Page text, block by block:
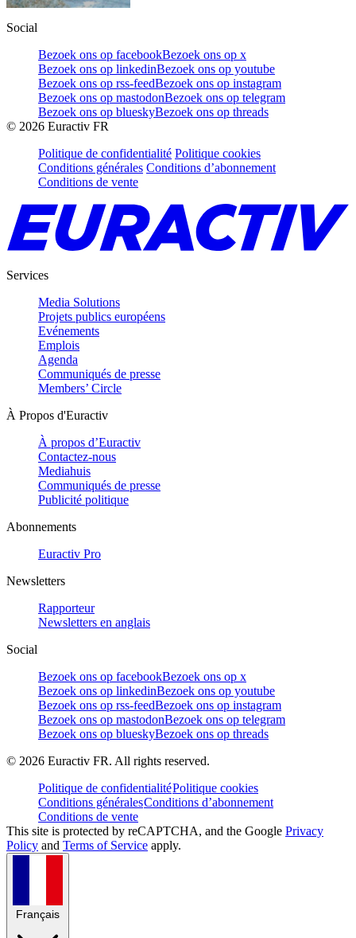
Social
Bezoek ons op facebookBezoek ons op x
Bezoek ons op linkedinBezoek ons op youtube
Bezoek ons op rss-feedBezoek ons op instagram
Bezoek ons op mastodonBezoek ons op telegram
Bezoek ons op blueskyBezoek ons op threads
© 2026 Euractiv FR
Politique de confidentialité Politique cookies
Conditions générales Conditions d’abonnement
Conditions de vente
Services
Media Solutions
Projets publics européens
Evénements
Emplois
Agenda
Communiqués de presse
Members’ Circle
À Propos d'Euractiv
À propos d’Euractiv
Contactez-nous
Mediahuis
Communiqués de presse
Publicité politique
Abonnements
Euractiv Pro
Newsletters
Rapporteur
Newsletters en anglais
Social
Bezoek ons op facebookBezoek ons op x
Bezoek ons op linkedinBezoek ons op youtube
Bezoek ons op rss-feedBezoek ons op instagram
Bezoek ons op mastodonBezoek ons op telegram
Bezoek ons op blueskyBezoek ons op threads
© 2026 Euractiv FR. All rights reserved.
Politique de confidentialitéPolitique cookies
Conditions généralesConditions d’abonnement
Conditions de vente
This site is protected by reCAPTCHA, and the Google Privacy
Policy and Terms of Service apply.
Français